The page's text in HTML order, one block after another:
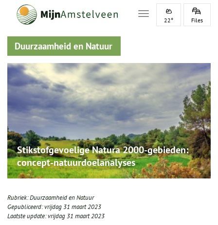
Toggle navigation
22° Files
Duurzaamheid en Natuur
Stikstofgevoelige Natura 2000-gebieden:
concept-natuurdoelanalyses
Rubriek:Duurzaamheid en Natuur
Gepubliceerd:vrijdag 31 maart 2023
Laatste update:vrijdag 31 maart 2023